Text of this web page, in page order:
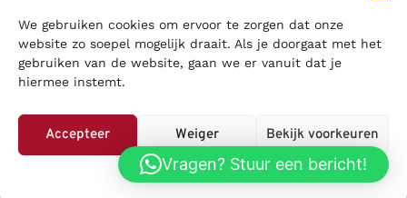
We gebruiken cookies om ervoor te zorgen dat onze
website zo soepel mogelijk draait. Als je doorgaat met het
gebruiken van de website, gaan we er vanuit dat je
hiermee instemt.
Accepteer Weiger Bekijk voorkeuren
Privacybeleid
Vacatures
Blogs
Social media
LOWA|Adidas| Mizuno| Nike|Speedo|Asics |Babolat|Falke
|
Superfeet
Vragen? Stuur een bericht!